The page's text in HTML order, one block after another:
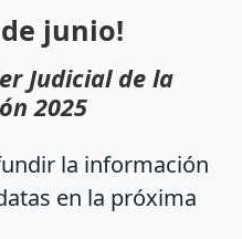
de junio!
Judicial de la
2025
la información
en la próxima